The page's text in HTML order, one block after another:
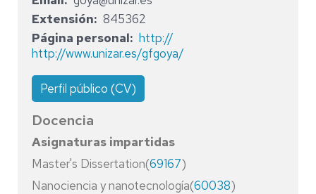
Extensión
845362
Página personal
http://
http://www.unizar.es/gfgoya/
Perfil público (CV)
Docencia
Asignaturas impartidas
Master's Dissertation(69167)
Nanociencia y nanotecnología(60038)